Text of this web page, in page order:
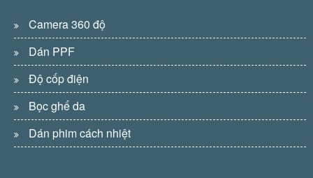
Camera 360 độ
Dán PPF
Độ cốp điện
Bọc ghế da
Dán phim cách nhiệt